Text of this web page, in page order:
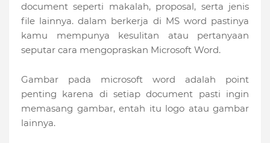
document seperti makalah, proposal, serta jenis
file lainnya. dalam berkerja di MS word pastinya
kamu mempunya kesulitan atau pertanyaan
seputar cara mengopraskan Microsoft Word.
Gambar pada microsoft word adalah point
penting karena di setiap document pasti ingin
memasang gambar, entah itu logo atau gambar
lainnya.